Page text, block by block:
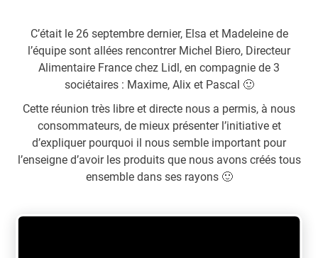
C’était le 26 septembre dernier, Elsa et Madeleine de
l’équipe sont allées rencontrer Michel Biero, Directeur
Alimentaire France chez Lidl, en compagnie de 3
sociétaires : Maxime, Alix et Pascal 🙂
Cette réunion très libre et directe nous a permis, à nous
consommateurs, de mieux présenter l’initiative et
d’expliquer pourquoi il nous semble important pour
l’enseigne d’avoir les produits que nous avons créés tous
ensemble dans ses rayons 🙂